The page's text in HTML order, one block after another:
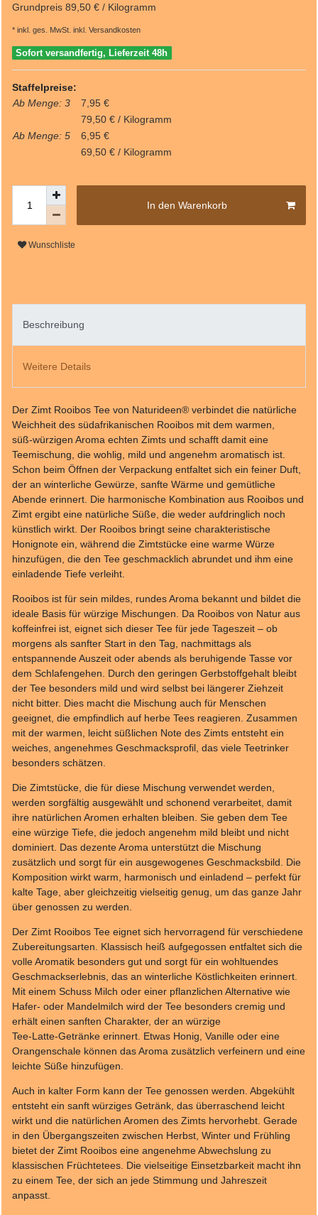
Grundpreis 89,50 € / Kilogramm
* inkl. ges. MwSt. inkl. Versandkosten
Sofort versandfertig, Lieferzeit 48h
Staffelpreise:
Ab Menge: 3
7,95 €
79,50 € / Kilogramm
Ab Menge: 5
6,95 €
69,50 € / Kilogramm
In den Warenkorb
Wunschliste
Beschreibung
Weitere Details
Der Zimt Rooibos Tee von Naturideen® verbindet die natürliche
Weichheit des südafrikanischen Rooibos mit dem warmen,
süß‑würzigen Aroma echten Zimts und schafft damit eine
Teemischung, die wohlig, mild und angenehm aromatisch ist.
Schon beim Öffnen der Verpackung entfaltet sich ein feiner Duft,
der an winterliche Gewürze, sanfte Wärme und gemütliche
Abende erinnert. Die harmonische Kombination aus Rooibos und
Zimt ergibt eine natürliche Süße, die weder aufdringlich noch
künstlich wirkt. Der Rooibos bringt seine charakteristische
Honignote ein, während die Zimtstücke eine warme Würze
hinzufügen, die den Tee geschmacklich abrundet und ihm eine
einladende Tiefe verleiht.
Rooibos ist für sein mildes, rundes Aroma bekannt und bildet die
ideale Basis für würzige Mischungen. Da Rooibos von Natur aus
koffeinfrei ist, eignet sich dieser Tee für jede Tageszeit – ob
morgens als sanfter Start in den Tag, nachmittags als
entspannende Auszeit oder abends als beruhigende Tasse vor
dem Schlafengehen. Durch den geringen Gerbstoffgehalt bleibt
der Tee besonders mild und wird selbst bei längerer Ziehzeit
nicht bitter. Dies macht die Mischung auch für Menschen
geeignet, die empfindlich auf herbe Tees reagieren. Zusammen
mit der warmen, leicht süßlichen Note des Zimts entsteht ein
weiches, angenehmes Geschmacksprofil, das viele Teetrinker
besonders schätzen.
Die Zimtstücke, die für diese Mischung verwendet werden,
werden sorgfältig ausgewählt und schonend verarbeitet, damit
ihre natürlichen Aromen erhalten bleiben. Sie geben dem Tee
eine würzige Tiefe, die jedoch angenehm mild bleibt und nicht
dominiert. Das dezente Aroma unterstützt die Mischung
zusätzlich und sorgt für ein ausgewogenes Geschmacksbild. Die
Komposition wirkt warm, harmonisch und einladend – perfekt für
kalte Tage, aber gleichzeitig vielseitig genug, um das ganze Jahr
über genossen zu werden.
Der Zimt Rooibos Tee eignet sich hervorragend für verschiedene
Zubereitungsarten. Klassisch heiß aufgegossen entfaltet sich die
volle Aromatik besonders gut und sorgt für ein wohltuendes
Geschmackserlebnis, das an winterliche Köstlichkeiten erinnert.
Mit einem Schuss Milch oder einer pflanzlichen Alternative wie
Hafer‑ oder Mandelmilch wird der Tee besonders cremig und
erhält einen sanften Charakter, der an würzige
Tee‑Latte‑Getränke erinnert. Etwas Honig, Vanille oder eine
Orangenschale können das Aroma zusätzlich verfeinern und eine
leichte Süße hinzufügen.
Auch in kalter Form kann der Tee genossen werden. Abgekühlt
entsteht ein sanft würziges Getränk, das überraschend leicht
wirkt und die natürlichen Aromen des Zimts hervorhebt. Gerade
in den Übergangszeiten zwischen Herbst, Winter und Frühling
bietet der Zimt Rooibos eine angenehme Abwechslung zu
klassischen Früchtetees. Die vielseitige Einsetzbarkeit macht ihn
zu einem Tee, der sich an jede Stimmung und Jahreszeit
anpasst.